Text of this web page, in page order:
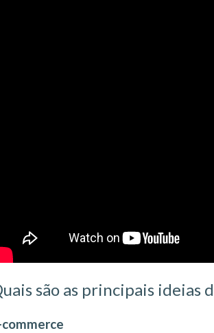
são as principais ideias
commerce